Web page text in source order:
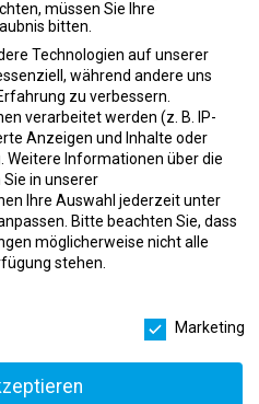
Atmosphäre zu trainieren.
Geräten
Unsere zwei
, Figur- und
ein sicheres und effektives
Beweglichkeit zu
zu stärken – ideal für alle
wir das SensoPro-
müssen Sie Ihre
bitten.
Technologien auf unserer
während andere uns
zu verbessern.
verarbeitet werden (z. B. IP-
Anzeigen und Inhalte oder
Weitere Informationen über die
in unserer
Ihre Auswahl jederzeit unter
Bitte beachten Sie, dass
möglicherweise nicht alle
stehen.
Marketing